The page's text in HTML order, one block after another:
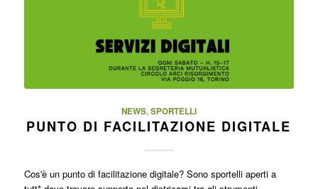
NEWS,SPORTELLI
PUNTO DI FACILITAZIONE DIGITALE
Cos'è un punto di facilitazione digitale? Sono sportelli aperti a